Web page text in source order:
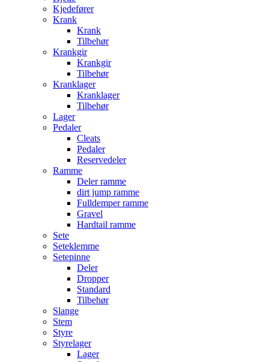
Kjedefører
Krank
Krank
Tilbehør
Krankgir
Krankgir
Tilbehør
Kranklager
Kranklager
Tilbehør
Lager
Pedaler
Cleats
Pedaler
Reservedeler
Ramme
Deler ramme
dirt jump ramme
Fulldemper ramme
Gravel
Hardtail ramme
Sete
Seteklemme
Setepinne
Deler
Dropper
Standard
Tilbehør
Slange
Stem
Styre
Styrelager
Lager